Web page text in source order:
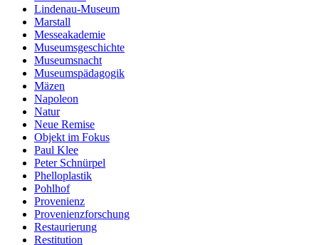
Lindenau-Museum
Marstall
Messeakademie
Museumsgeschichte
Museumsnacht
Museumspädagogik
Mäzen
Napoleon
Natur
Neue Remise
Objekt im Fokus
Paul Klee
Peter Schnürpel
Phelloplastik
Pohlhof
Provenienz
Provenienzforschung
Restaurierung
Restitution